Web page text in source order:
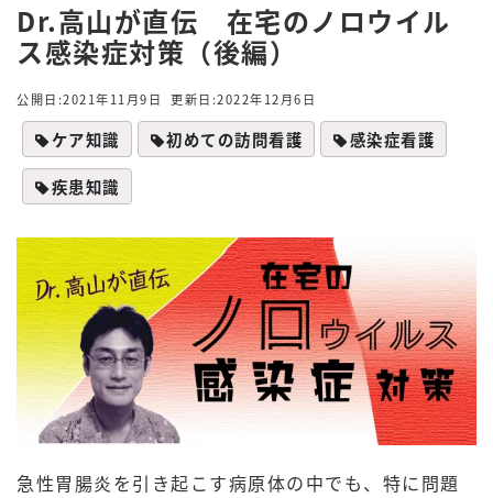
Dr.高山が直伝 在宅のノロウイル
ス感染症対策（後編）
公開日:2021年11月9日 更新日:2022年12月6日
ケア知識 初めての訪問看護 感染症看護
疾患知識
急性胃腸炎を引き起こす病原体の中でも、特に問題